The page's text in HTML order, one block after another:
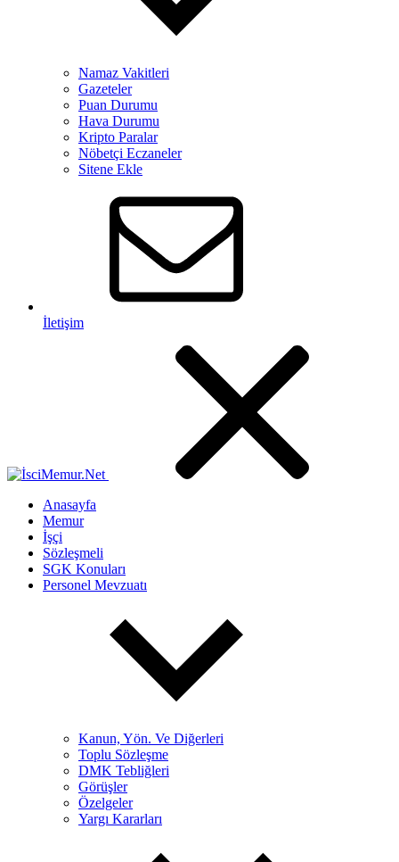
Namaz Vakitleri
Gazeteler
Puan Durumu
Hava Durumu
Kripto Paralar
Nöbetçi Eczaneler
Sitene Ekle
İletişim
Anasayfa
Memur
İşçi
Sözleşmeli
SGK Konuları
Personel Mevzuatı
Kanun, Yön. Ve Diğerleri
Toplu Sözleşme
DMK Tebliğleri
Görüşler
Özelgeler
Yargı Kararları